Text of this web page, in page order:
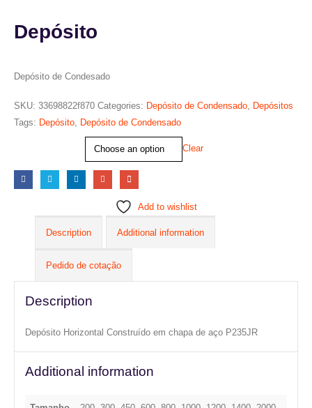
Depósito
Depósito de Condesado
SKU: 33698822f870 Categories: Depósito de Condensado, Depósitos
Tags: Depósito, Depósito de Condensado
Clear
Add to wishlist
Description Additional information
Pedido de cotação
Description
Depósito Horizontal Construído em chapa de aço P235JR
Additional information